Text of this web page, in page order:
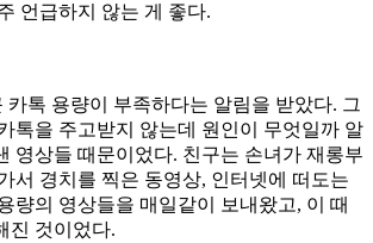
언급하지 않는 게 좋다.
카톡 용량이 부족하다는 알림을 받았다. 그
톡을 주고받지 않는데 원인이 무엇일까 알
영상들 때문이었다. 친구는 손녀가 재롱부
서 경치를 찍은 동영상, 인터넷에 떠도는
량의 영상들을 매일같이 보내왔고, 이 때
진 것이었다.